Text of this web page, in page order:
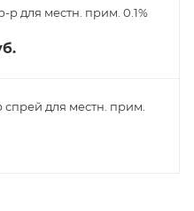
р для местн. прим. 0.1%
для местн. прим.